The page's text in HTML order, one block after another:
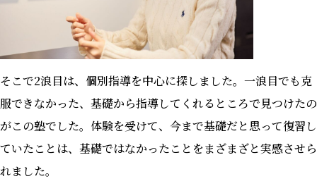
そこで2浪目は、個別指導を中心に探しました。一浪目でも克
服できなかった、基礎から指導してくれるところで見つけたの
がこの塾でした。体験を受けて、今まで基礎だと思って復習し
ていたことは、基礎ではなかったことをまざまざと実感させら
れました。